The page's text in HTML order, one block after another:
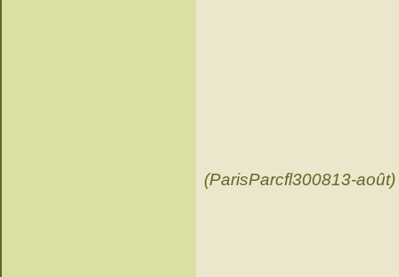
(ParisParcfl300813-août)